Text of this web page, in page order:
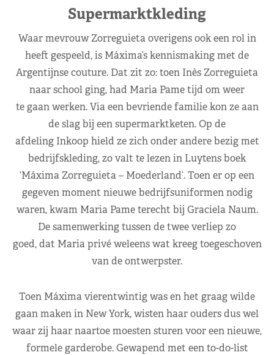
Supermarktkleding
Waar mevrouw Zorreguieta overigens ook een rol in
heeft gespeeld, is Máxima’s kennismaking met de
Argentijnse couture. Dat zit zo: toen Inès Zorreguieta
naar school ging, had Maria Pame tijd om weer
te gaan werken. Via een bevriende familie kon ze aan
de slag bij een supermarktketen. Op de
afdeling Inkoop hield ze zich onder andere bezig met
bedrijfskleding, zo valt te lezen in Luytens boek
‘Máxima Zorreguieta – Moederland’. Toen er op een
gegeven moment nieuwe bedrijfsuniformen nodig
waren, kwam Maria Pame terecht bij Graciela Naum.
De samenwerking tussen de twee verliep zo
goed, dat Maria privé weleens wat kreeg toegeschoven
van de ontwerpster.
Toen Máxima vierentwintig was en het graag wilde
gaan maken in New York, wisten haar ouders dus wel
waar zij haar naartoe moesten sturen voor een nieuwe,
formele garderobe. Gewapend met een to-do-list